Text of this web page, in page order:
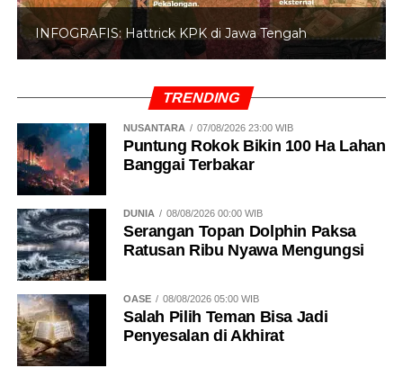
INFOGRAFIS: Hattrick KPK di Jawa Tengah
TRENDING
NUSANTARA 07/08/2026 23:00 WIB
Puntung Rokok Bikin 100 Ha Lahan
Banggai Terbakar
DUNIA 08/08/2026 00:00 WIB
Serangan Topan Dolphin Paksa
Ratusan Ribu Nyawa Mengungsi
OASE 08/08/2026 05:00 WIB
Salah Pilih Teman Bisa Jadi
Penyesalan di Akhirat